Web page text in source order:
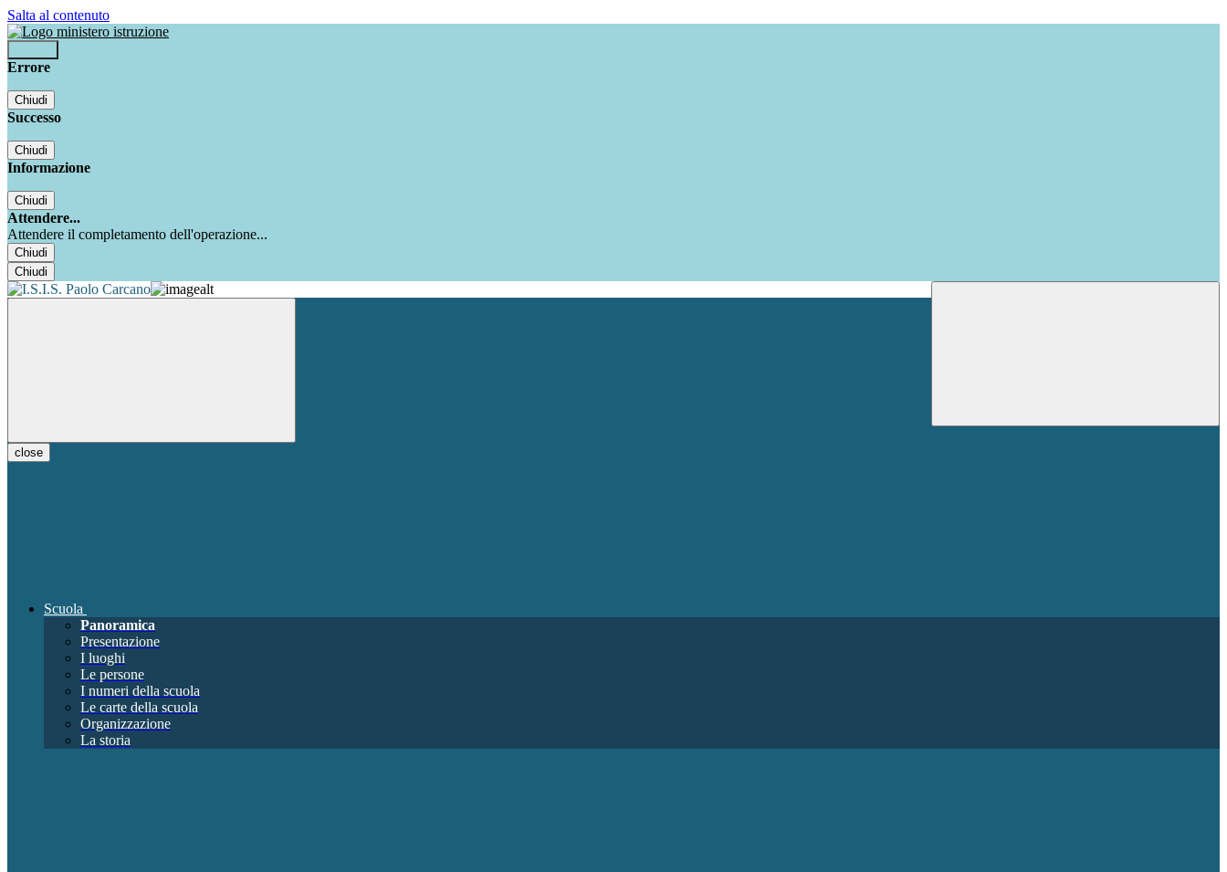
Salta al contenuto
Errore
Chiudi
Successo
Chiudi
Informazione
Chiudi
Attendere...
Attendere il completamento dell'operazione...
Chiudi
Chiudi
close
Scuola
Panoramica
Presentazione
I luoghi
Le persone
I numeri della scuola
Le carte della scuola
Organizzazione
La storia